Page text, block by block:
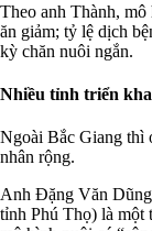
Theo anh Thành,
ăn giảm; tỷ lệ dịch
kỳ chăn nuôi ngắn.
Nhiều tỉnh triển
Ngoài Bắc Giang thì
nhân rộng.
Anh Đặng Văn
tỉnh Phú Thọ) là một